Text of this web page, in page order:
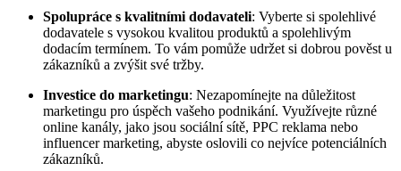
Spolupráce s kvalitními dodavateli: Vyberte si spolehlivé
dodavatele s vysokou kvalitou produktů a spolehlivým
dodacím termínem. To vám pomůže udržet si dobrou pověst u
zákazníků a zvýšit své tržby.
Investice do marketingu: Nezapomínejte na důležitost
marketingu pro úspěch vašeho podnikání. Využívejte různé
online kanály, jako jsou sociální sítě, PPC reklama nebo
influencer marketing, abyste oslovili co nejvíce potenciálních
zákazníků.